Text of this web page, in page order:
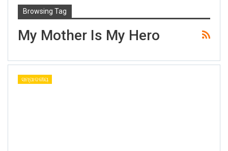
Browsing Tag
My Mother Is My Hero
ସମ୍ପାଦକୀୟ